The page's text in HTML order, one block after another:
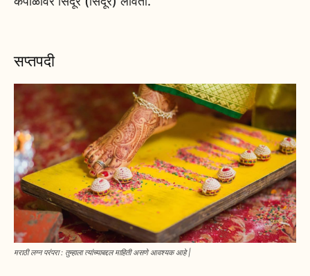
सप्तपदी
मराठी लग्न परंपरा : तुम्हाला त्यांच्याबद्दल माहिती असणे आवश्यक आहे |